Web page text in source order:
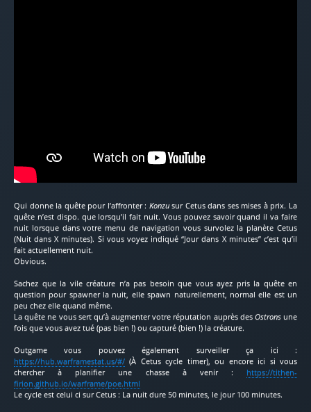
Qui donne la quête pour l’affronter : Konzusur Cetus dans ses mises à prix. La
quête n’est dispo. que lorsqu’il fait nuit. Vous pouvez savoir quand il va faire
nuit lorsque dans votre menu de navigation vous survolez la planète Cetus
(Nuit dans X minutes). Si vous voyez indiqué “Jour dans X minutes” c’est qu’il
fait actuellement nuit.
Obvious.
Sachez que la vile créature n’a pas besoin que vous ayez pris la quête en
question pour spawner la nuit, elle spawn naturellement, normal elle est un
peu chez elle quand même.
La quête ne vous sert qu’à augmenter votre réputation auprès des Ostronsune
fois que vous avez tué (pas bien !) ou capturé (bien !) la créature.
Outgame vous pouvez également surveiller ça ici :
https://hub.warframestat.us/#/ (À Cetus cycle timer), ou encore ici si vous
chercher à planifier une chasse à venir : https://tithen-
firion.github.io/warframe/poe.html
Le cycle est celui ci sur Cetus : La nuit dure 50 minutes, le jour 100 minutes.